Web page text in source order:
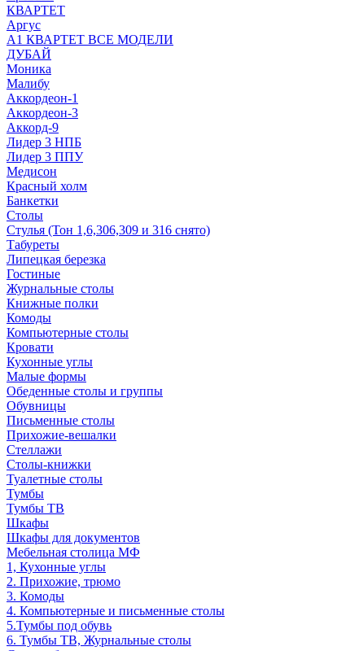
КВАРТЕТ
Аргус
А1 КВАРТЕТ ВСЕ МОДЕЛИ
ДУБАЙ
Моника
Малибу
Аккордеон-1
Аккордеон-3
Аккорд-9
Лидер 3 НПБ
Лидер 3 ППУ
Медисон
Красный холм
Банкетки
Столы
Стулья (Тон 1,6,306,309 и 316 снято)
Табуреты
Липецкая березка
Гостиные
Журнальные столы
Книжные полки
Комоды
Компьютерные столы
Кровати
Кухонные углы
Малые формы
Обеденные столы и группы
Обувницы
Письменные столы
Прихожие-вешалки
Стеллажи
Столы-книжки
Туалетные столы
Тумбы
Тумбы ТВ
Шкафы
Шкафы для документов
Мебельная столица МФ
1, Кухонные углы
2. Прихожие, трюмо
3. Комоды
4. Компьютерные и письменные столы
5.Тумбы под обувь
6. Тумбы ТВ, Журнальные столы